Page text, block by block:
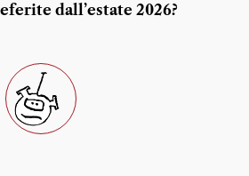
dall’estate 2026?